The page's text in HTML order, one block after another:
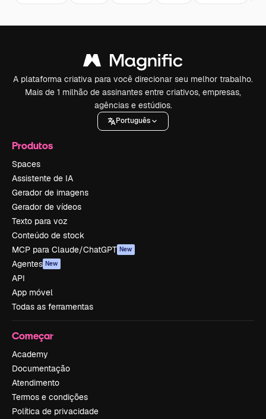
A plataforma criativa para você direcionar seu melhor trabalho.
Mais de 1 milhão de assinantes entre criativos, empresas,
agências e estúdios.
Português
Produtos
Spaces
Assistente de IA
Gerador de imagens
Gerador de vídeos
Texto para voz
Conteúdo de stock
MCP para Claude/ChatGPT New
Agentes New
API
App móvel
Todas as ferramentas
Começar
Academy
Documentação
Atendimento
Termos e condições
Política de privacidade